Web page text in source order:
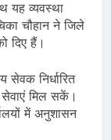
यह व्यवस्था
चौहान ने जिले
दिए हैं।
सेवक निर्धारित
मिल सकें।
में अनुशासन